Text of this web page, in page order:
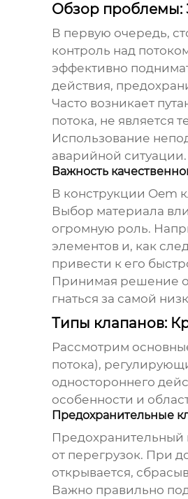
Обзор проблемы:
В первую очередь,
контроль над
эффективно
действия,
Часто возникает
потока, не является
Использование
аварийной ситуации.
Важность
В конструкции Oem
Выбор материала
огромную роль.
элементов и, как
привести к его
Принимая решение о
гнаться за самой
Типы клапанов:
Рассмотрим
потока),
одностороннего
особенности и
Предохранительные
Предохранительный
от перегрузок. При
открывается,
Важно правильно